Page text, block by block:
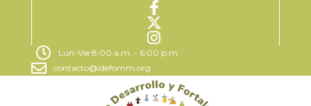
Lun-Vie 8:00 a.m. - 6:00 p.m.
contacto@idefomm.org